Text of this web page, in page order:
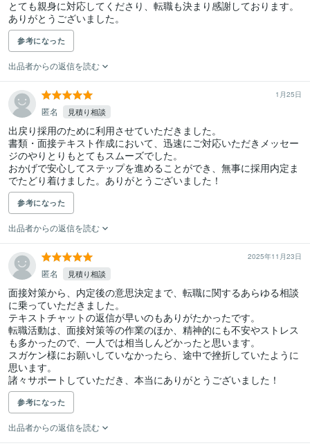
とても親身に対応してくださり、転職も決まり感謝しております。
ありがとうございました。
参考になった
出品者からの返信を読む
1月25日
匿名 見積り相談
出戻り採用のために利用させていただきました。
書類・面接テキスト作成において、迅速にご対応いただきメッセー
ジのやりとりもとてもスムーズでした。
おかげで安心してステップを進めることができ、無事に採用内定ま
でたどり着けました。ありがとうございました！
参考になった
出品者からの返信を読む
2025年11月23日
匿名 見積り相談
面接対策から、内定後の意思決定まで、転職に関するあらゆる相談
に乗っていただきました。
テキストチャットの返信が早いのもありがたかったです。
転職活動は、面接対策等の作業のほか、精神的にも不安やストレス
も多かったので、一人では相当しんどかったと思います。
スガケン様にお願いしていなかったら、途中で挫折していたように
思います。
諸々サポートしていただき、本当にありがとうございました！
参考になった
出品者からの返信を読む